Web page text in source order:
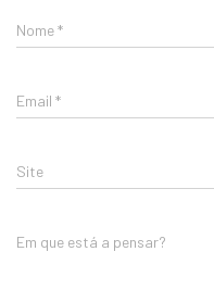
Nome*
Email *
Site
Em que está a pensar?